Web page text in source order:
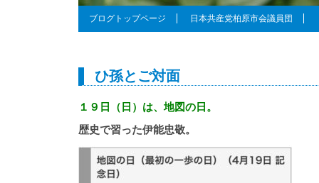
ブログトップページ 日本共産党柏原市会議員団
ひ孫とご対面
１９日（日）は、地図の日。
歴史で習った伊能忠敬。